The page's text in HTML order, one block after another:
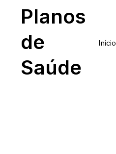
Planos
de
Saúde
Início